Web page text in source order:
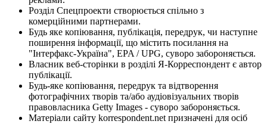
Розділ Спецпроекти створюється спільно з
комерційними партнерами.
Будь яке копіювання, публікація, передрук, чи наступне
поширення інформації, що містить посилання на
"Інтерфакс-Україна", EPA / UPG, суворо забороняється.
Власник веб-сторінки в розділі Я-Корреспондент є автор
публікації.
Будь-яке копіювання, передрук та відтворення
фотографічних творів та/або аудіовізуальних творів
правовласника Getty Images - суворо забороняється.
Матеріали сайту korrespondent.net призначені для осіб